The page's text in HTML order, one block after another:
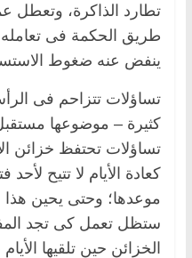
تطارد الذاكرة، وتعطل
طريق الحكمة فى تعامله
ينفض عنه ضغوط
تساؤلات تتزاحم فى
كثيرة – موضوعها
تساؤلات تحتفظ خزائن
كعادة الأيام لا تتيح
موعدها؛ وحتى يحين هذا
ستظل تعمل كى تجد
الخزائن حين تلقيها